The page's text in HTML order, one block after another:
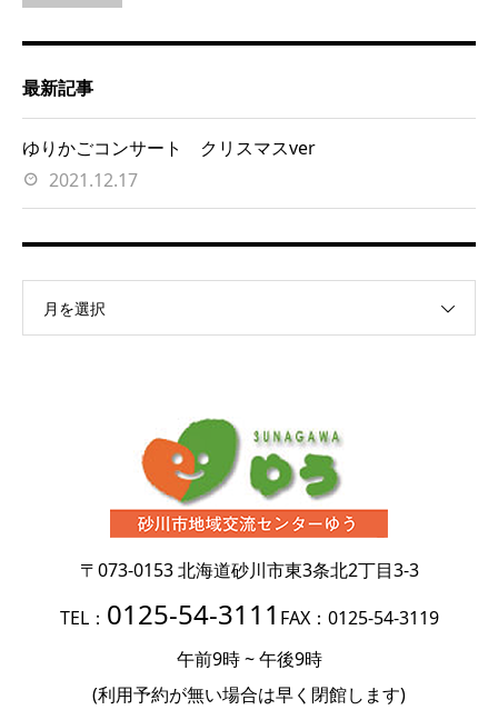
最新記事
ゆりかごコンサート クリスマスver
2021.12.17
月を選択
〒073-0153北海道砂川市東3条北2丁目3-3
TEL： 0125-54-3111 FAX：0125-54-3119
午前9時 ~ 午後9時
(利用予約が無い場合は早く閉館します)